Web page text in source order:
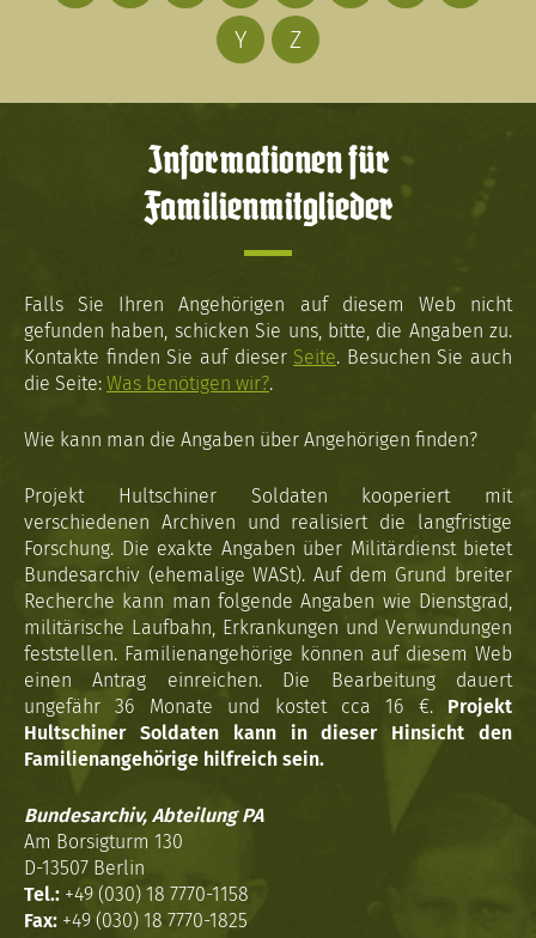
Y
Z
Informationen für
Familienmitglieder
Falls Sie Ihren Angehörigen auf diesem Web nicht
gefunden haben, schicken Sie uns, bitte, die Angaben zu.
Kontakte finden Sie auf dieser Seite. Besuchen Sie auch
die Seite: Was benötigen wir?.
Wie kann man die Angaben über Angehörigen finden?
Projekt Hultschiner Soldaten kooperiert mit
verschiedenen Archiven und realisiert die langfristige
Forschung. Die exakte Angaben über Militärdienst bietet
Bundesarchiv (ehemalige WASt). Auf dem Grund breiter
Recherche kann man folgende Angaben wie Dienstgrad,
militärische Laufbahn, Erkrankungen und Verwundungen
feststellen. Familienangehörige können auf diesem Web
einen Antrag einreichen. Die Bearbeitung dauert
ungefähr 36 Monate und kostet cca 16 €. Projekt
Hultschiner Soldaten kann in dieser Hinsicht den
Familienangehörige hilfreich sein.
Bundesarchiv, Abteilung PA
Am Borsigturm 130
D-13507 Berlin
Tel.: +49 (030) 18 7770-1158
Fax: +49 (030) 18 7770-1825